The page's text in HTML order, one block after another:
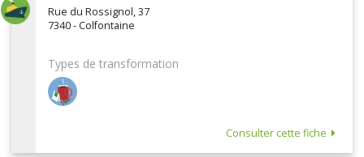
Rue du Rossignol, 37
7340 - Colfontaine
Types de transformation
Consulter cette fiche